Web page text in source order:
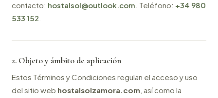
contacto: hostalsol@outlook.com . Teléfono: +34 980
533 152
2. Objeto y ámbito de aplicación
Estos Términos y Condiciones regulan el acceso y uso
del sitio web hostalsolzamora.com , así como la